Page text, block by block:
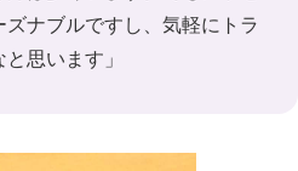
ナブルですし、気軽にトラ
思います」